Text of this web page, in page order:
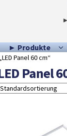
► Produkte
Panel 60 cm“
Panel